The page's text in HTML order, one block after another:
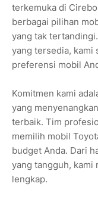
terkemuka di
berbagai pilihan
yang tak
yang tersedia, kami
preferensi mobil
Komitmen kami
yang
terbaik. Tim
memilih mobil
budget Anda. Dari
yang tangguh, kami
lengkap.